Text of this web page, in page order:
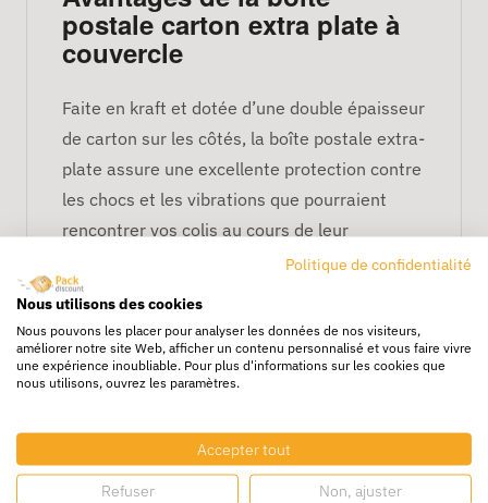
postale carton extra plate à
couvercle
Faite en kraft et dotée d’une double épaisseur
de carton sur les côtés, la boîte postale extra-
plate assure une excellente protection contre
les chocs et les vibrations que pourraient
rencontrer vos colis au cours de leur
Grâce à la résistance accrue de cette boîte
d’expédition, vos produits ne risquent pas
d’être écrasés durant leur transport ou au
couverture en kraft brun assure une
excellente protection contre l’humidité et les
variations de température.
Politique de confidentialité
Nous utilisons des cookies
Nous pouvons les placer pour analyser les données de nos visiteurs,
améliorer notre site Web, afficher un contenu personnalisé et vous faire vivre
une expérience inoubliable. Pour plus d'informations sur les cookies que
nous utilisons, ouvrez les paramètres.
Accepter tout
Refuser Non, ajuster